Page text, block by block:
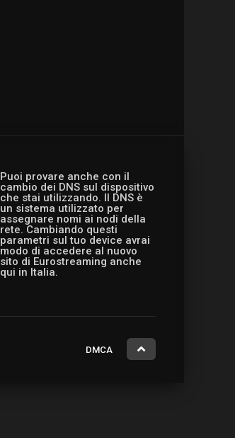
Puoi provare anche con il
cambio dei DNS sul dispositivo
che stai utilizzando. Il DNS è
un sistema utilizzato per
assegnare nomi ai nodi della
rete. Cambiando questi
parametri sul tuo device avrai
modo di accedere al nuovo
sito di Eurostreaming anche
qui in Italia.
DMCA